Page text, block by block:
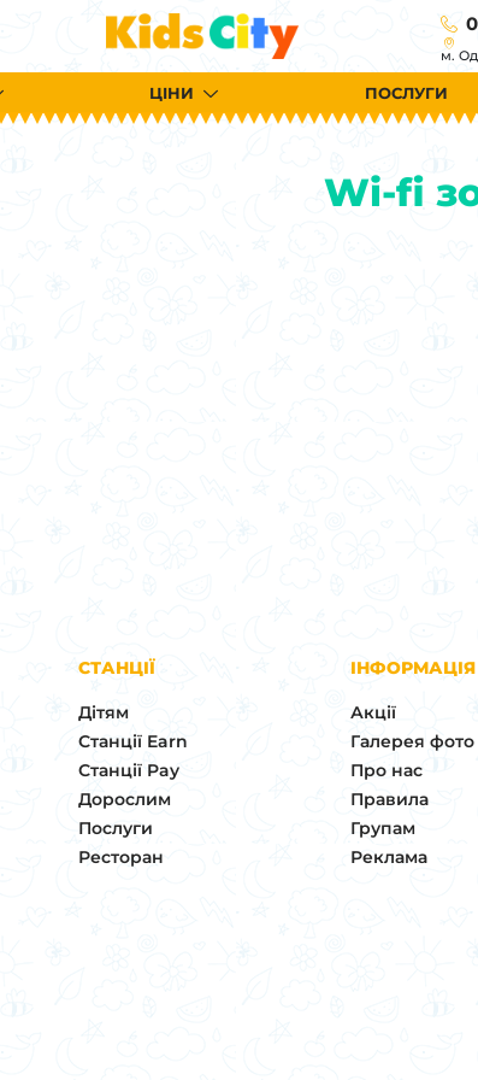
м.
ЦІНИ ПОСЛУГИ
Wi-fi
СТАНЦІЇ
Дітям
Станції Earn
Станції Pay
Дорослим
Послуги
Ресторан
ІНФОРМАЦІЯ
Акції
Галерея фото
Про нас
Правила
Групам
Реклама